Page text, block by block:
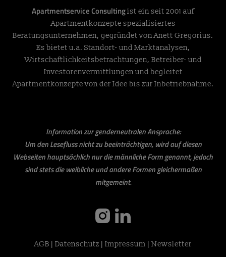
Apartmentservice Consultingist ein seit 2001 auf
Apartmentkonzepte spezialisiertes
Beratungsunternehmen, gegründet von Anett Gregorius.
Es bietet u.a. Standort- und Marktanalysen,
Wirtschaftlichkeitsbetrachtungen, Betreiber- und
Investorenvermittlungen und begleitet
Apartmentkonzepte von der Idee bis zur Inbetriebnahme.
Information zur genderneutralen Ansprache:
Um den Lesefluss nicht zu beeinträchtigen, wird auf diesen
Webseiten hauptsächlich nur die männliche Form genannt, jedoch
sind stets die weibliche und andere Formen gleichermaßen
mitgemeint.
instagram
AGB Datenschutz Impressum Newsletter